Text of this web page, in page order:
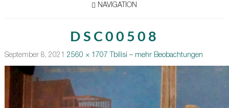
NAVIGATION
DSC00508
September 8, 2021 2560 × 1707 Tbilisi – mehr Beobachtungen